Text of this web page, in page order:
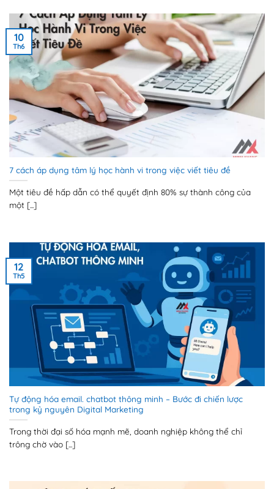
7 cách áp dụng tâm lý học hành vi trong việc viết tiêu đề
Một tiêu đề hấp dẫn có thể quyết định 80% sự thành công của
một [...]
10
Th6
Tự động hóa email. chatbot thông minh – Bước đi chiến lược
trong kỷ nguyên Digital Marketing
Trong thời đại số hóa mạnh mẽ, doanh nghiệp không thể chỉ
trông chờ vào [...]
12
Th5